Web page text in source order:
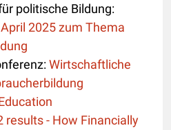
politische Bildung:
2025 zum Thema
Wirtschaftliche
results - How Financially